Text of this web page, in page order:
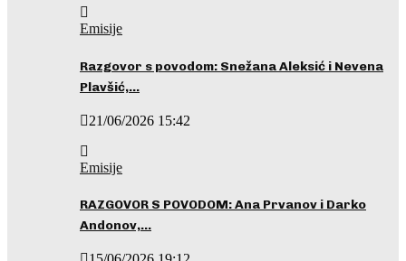
Emisije
Razgovor s povodom: Snežana Aleksić i Nevena
Plavšić,…
21/06/2026 15:42
Emisije
RAZGOVOR S POVODOM: Ana Prvanov i Darko
Andonov,…